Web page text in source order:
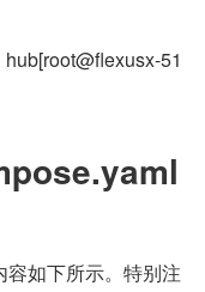
51
如下所示。特别注